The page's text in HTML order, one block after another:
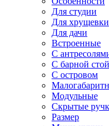
Для студии
Для хрущевки
Для дачи
Встроенные
С
С барной
С островом
Модульные
Скрытые
Размер